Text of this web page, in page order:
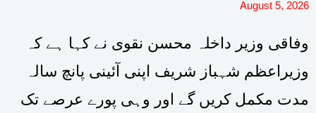
August 5, 2026
وفاقی وزیر داخلہ محسن نقوی نے کہا ہے کہ
وزیراعظم شہباز شریف اپنی آئینی پانچ سالہ
مدت مکمل کریں گے اور وہی پورے عرصے تک